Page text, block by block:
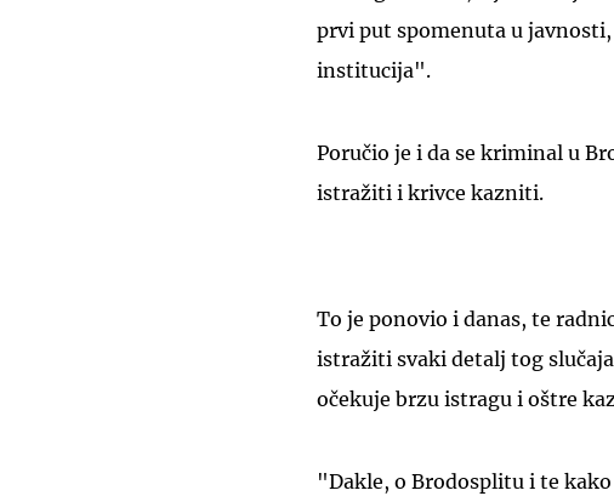
prvi put spomenuta u
institucija".
Poručio je i da se kriminal u
istražiti i krivce kazniti.
To je ponovio i danas, te
istražiti svaki detalj tog
očekuje brzu istragu i oštre
"Dakle, o Brodosplitu i te